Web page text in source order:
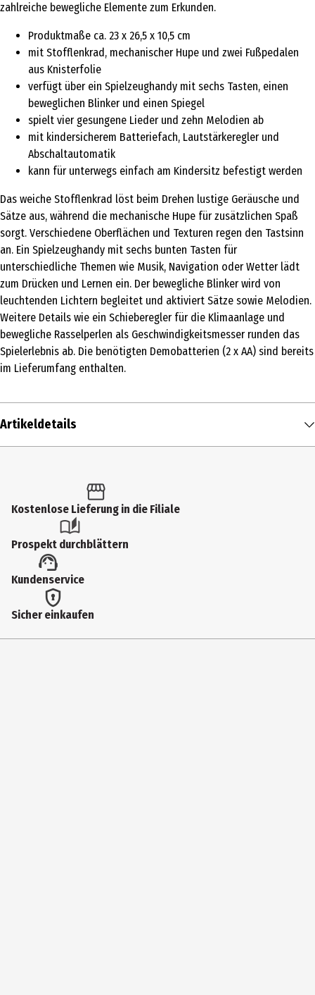
zahlreiche bewegliche Elemente zum Erkunden.
Produktmaße ca. 23 x 26,5 x 10,5 cm
mit Stofflenkrad, mechanischer Hupe und zwei Fußpedalen
aus Knisterfolie
verfügt über ein Spielzeughandy mit sechs Tasten, einen
beweglichen Blinker und einen Spiegel
spielt vier gesungene Lieder und zehn Melodien ab
mit kindersicherem Batteriefach, Lautstärkeregler und
Abschaltautomatik
kann für unterwegs einfach am Kindersitz befestigt werden
Das weiche Stofflenkrad löst beim Drehen lustige Geräusche und
Sätze aus, während die mechanische Hupe für zusätzlichen Spaß
sorgt. Verschiedene Oberflächen und Texturen regen den Tastsinn
an. Ein Spielzeughandy mit sechs bunten Tasten für
unterschiedliche Themen wie Musik, Navigation oder Wetter lädt
zum Drücken und Lernen ein. Der bewegliche Blinker wird von
leuchtenden Lichtern begleitet und aktiviert Sätze sowie Melodien.
Weitere Details wie ein Schieberegler für die Klimaanlage und
bewegliche Rasselperlen als Geschwindigkeitsmesser runden das
Spielerlebnis ab. Die benötigten Demobatterien (2 x AA) sind bereits
im Lieferumfang enthalten.
Artikeldetails
Produkttyp
Interaktive Spielpartner
Altersempfehlung ab
6 Monate
Altersempfehlung bis
Kostenlose Lieferung in die Filiale
Prospekt durchblättern
Kundenservice
Sicher einkaufen